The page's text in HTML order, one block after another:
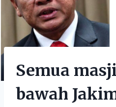
Semua
bawah